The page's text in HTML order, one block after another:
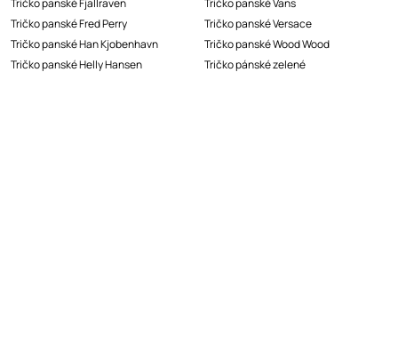
Tričko panské Fjallraven
Tričko panské Fred Perry
Tričko panské Han Kjobenhavn
Tričko panské Helly Hansen
Tričko panské Vans
Tričko panské Versace
Tričko panské Wood Wood
Tričko pánské zelené